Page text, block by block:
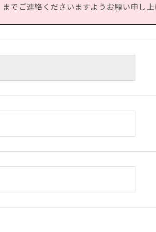
でご連絡くださいますようお願い申し